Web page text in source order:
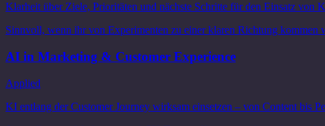
Klarheit über Ziele, Prioritäten und nächste Schritte für den Einsatz von
Sinnvoll, wenn ihr von Experimenten zu einer klaren Richtung kommen
AI in Marketing & Customer Experience
Applied
KI entlang der Customer Journey wirksam einsetzen – von Content bis